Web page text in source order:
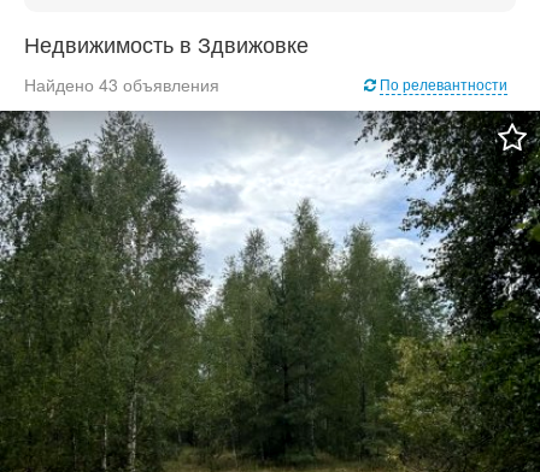
Недвижимость в Здвижовке
Найдено 43 объявления По релевантности